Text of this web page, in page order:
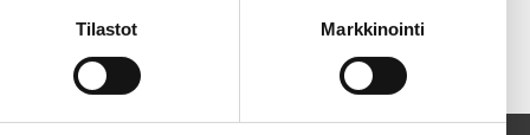
Tilastot Markkinointi